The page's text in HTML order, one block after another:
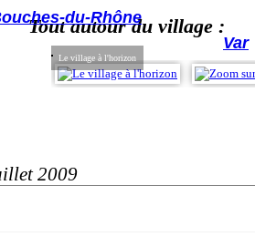
Tout autour du village :
Le village à l'horizon
2009
du-Rhône
Var